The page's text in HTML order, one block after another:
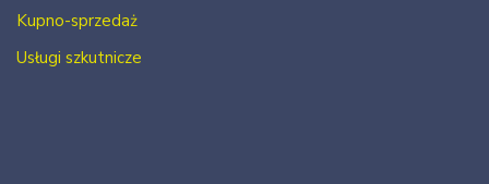
Kupno-sprzedaż
Usługi szkutnicze